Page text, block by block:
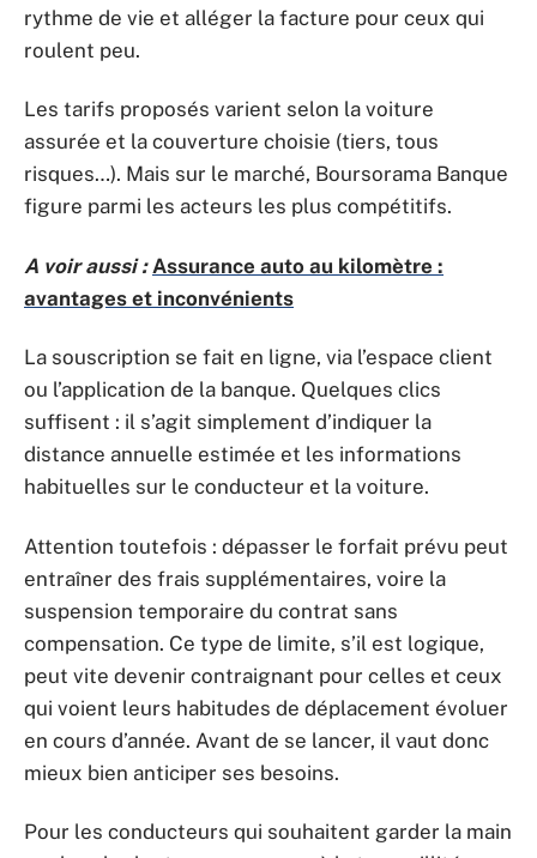
rythme de vie et alléger la facture pour ceux qui
roulent peu.
Les tarifs proposés varient selon la voiture
assurée et la couverture choisie (tiers, tous
risques…). Mais sur le marché, Boursorama Banque
figure parmi les acteurs les plus compétitifs.
A voir aussi : Assurance auto au kilomètre :
avantages et inconvénients
La souscription se fait en ligne, via l’espace client
ou l’application de la banque. Quelques clics
suffisent : il s’agit simplement d’indiquer la
distance annuelle estimée et les informations
habituelles sur le conducteur et la voiture.
Attention toutefois : dépasser le forfait prévu peut
entraîner des frais supplémentaires, voire la
suspension temporaire du contrat sans
compensation. Ce type de limite, s’il est logique,
peut vite devenir contraignant pour celles et ceux
qui voient leurs habitudes de déplacement évoluer
en cours d’année. Avant de se lancer, il vaut donc
mieux bien anticiper ses besoins.
Pour les conducteurs qui souhaitent garder la main